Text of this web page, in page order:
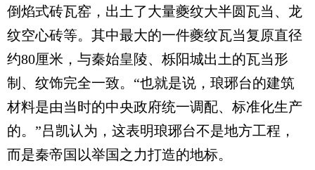
倒焰式砖瓦窑，出土了大量夔纹大半圆瓦当、龙
纹空心砖等。其中最大的一件夔纹瓦当复原直径
约80厘米，与秦始皇陵、栎阳城出土的瓦当形
制、纹饰完全一致。“也就是说，琅琊台的建筑
材料是由当时的中央政府统一调配、标准化生产
的。”吕凯认为，这表明琅琊台不是地方工程，
而是秦帝国以举国之力打造的地标。